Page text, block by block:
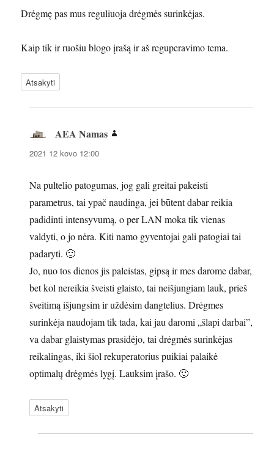
Drėgmę pas mus reguliuoja drėgmės surinkėjas.
Kaip tik ir ruošiu blogo įrašą ir aš reguperavimo tema.
Atsakyti
AEA Namas
2021 12 kovo 12:00
Na pultelio patogumas, jog gali greitai pakeisti
parametrus, tai ypač naudinga, jei būtent dabar reikia
padidinti intensyvumą, o per LAN moka tik vienas
valdyti, o jo nėra. Kiti namo gyventojai gali patogiai tai
padaryti. 🙂
Jo, nuo tos dienos jis paleistas, gipsą ir mes darome dabar,
bet kol nereikia šveisti glaisto, tai neišjungiam lauk, prieš
šveitimą išjungsim ir uždėsim dangtelius. Drėgmes
surinkėja naudojam tik tada, kai jau daromi „šlapi darbai”,
va dabar glaistymas prasidėjo, tai drėgmės surinkėjas
reikalingas, iki šiol rekuperatorius puikiai palaikė
optimalų drėgmės lygį. Lauksim įrašo. 🙂
Atsakyti